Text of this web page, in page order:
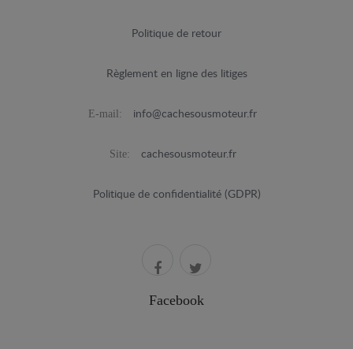
Politique de retour
Règlement en ligne des litiges
E-mail: info@cachesousmoteur.fr
Site: cachesousmoteur.fr
Politique de confidentialité (GDPR)
Facebook